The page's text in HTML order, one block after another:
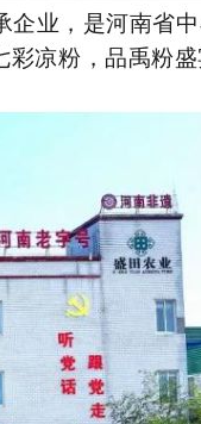
业，是河南省
凉粉，品禹粉